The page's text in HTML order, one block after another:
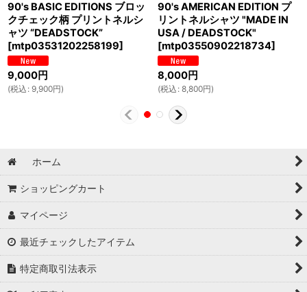
90's BASIC EDITIONS ブロッ
クチェック柄 プリントネルシ
ャツ “DEADSTOCK”
[mtp03531202258199]
9,000円
(税込 : 9,900円)
90's AMERICAN EDITION プ
リントネルシャツ "MADE IN
USA / DEADSTOCK"
[mtp03550902218734]
8,000円
(税込 : 8,800円)
ホーム
ショッピングカート
マイページ
最近チェックしたアイテム
特定商取引法表示